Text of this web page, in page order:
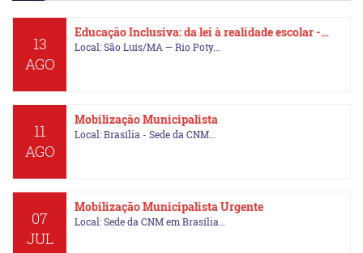
13
AGO
Educação Inclusiva: da lei à realidade escolar -…
Local: São Luís/MA — Rio Poty…
11
AGO
Mobilização Municipalista
Local: Brasília - Sede da CNM…
07
JUL
Mobilização Municipalista Urgente
Local: Sede da CNM em Brasília…